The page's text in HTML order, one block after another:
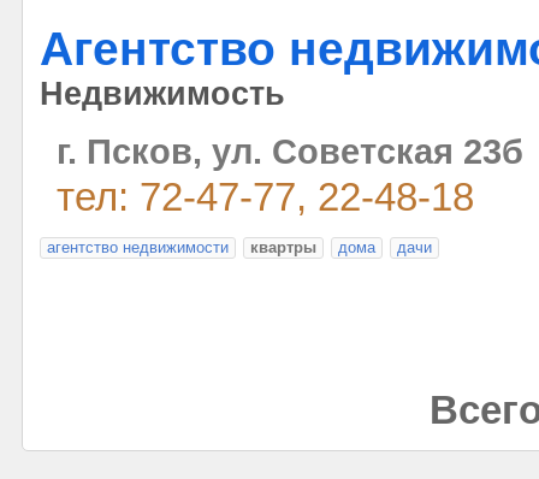
Агентство
Недвижимость
г. Псков, ул. Советская 23б
тел: 72-47-77, 22-48-18
агентство недвижимости квартры дома дачи